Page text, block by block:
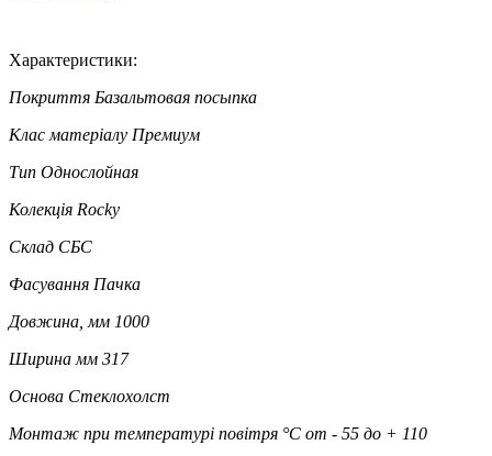
Характеристики:
Покриття Базальтовая посыпка
Клас матеріалу Премиум
Тип Однослойная
Колекція Rocky
Склад СБС
Фасування Пачка
Довжина, мм 1000
Ширина мм 317
Основа Стеклохолст
Монтаж при температурі повітря °C от - 55 до + 110